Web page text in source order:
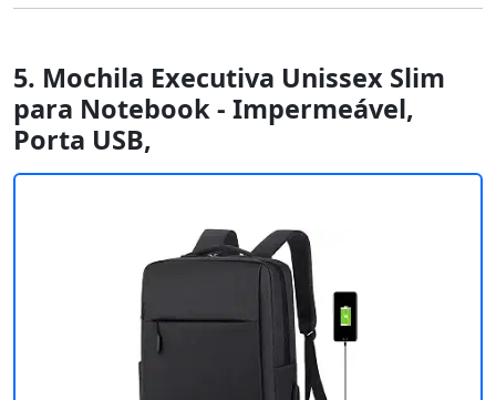
5. Mochila Executiva Unissex Slim
para Notebook - Impermeável,
Porta USB,